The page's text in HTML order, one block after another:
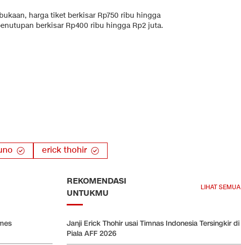
harga tiket berkisar Rp750 ribu hingga
berkisar Rp400 ribu hingga Rp2 juta.
erick thohir
REKOMENDASI
UNTUKMU
LIHAT SEMUA
Janji Erick Thohir usai Timnas Indonesia Tersingkir di
Piala AFF 2026